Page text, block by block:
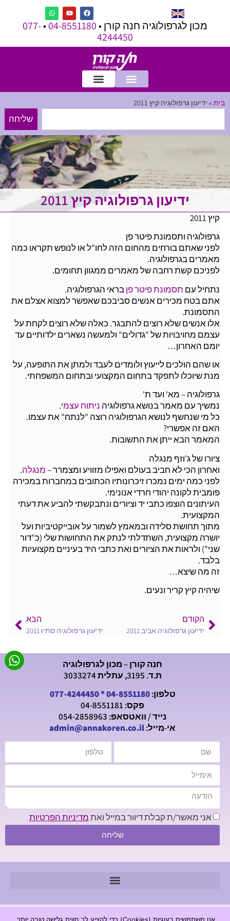
מכון לגרפולוגיה חנה קורן •04-8551180
•
077-
4244450
בית » ידיעון גרפולוגיה קיץ 2011
שליחה
ידיעון גרפולוגיה קיץ 2011
קיץ 2011
גרפולוגיה ותסמונת פיטר פן
לפני שאתם בורחים מהחום הזה לחו"ל או לנופש תקראו כמה
מאמרים בגרפולוגיה.
לפניכם קשת רחבה של מאמרים ממגוון תחומים.
נתחיל עם תסמונת פיטר פןבראי הגרפולוגיה.
אתם בטח מכירים אנשים סביבכם שאפשר למצוא אצלם את
התסמונת.
אלו אנשים שלא רוצים להתבגר. כאלה שלא רוצים לקחת על
עצמם מחויבויות של "גדולים" ולמעשה נשארים ילדותיים עד
יומם האחרון…
או שהם הולכים לייעוץ ולומדים לעבד ולמתן את התופעה, על
מנת שיוכלו לתפקד בתחום המקצועי ובתחום המשפחתי.
גרפולוגיה – מא' ועד ת'
נמשיך עם מאמר בנושא גרפולוגיה ניתוח עצמי.
כל מי שנחשף לנושא הגרפולוגיה רוצה "לנתח" את עצמו.
האם זה אפשרי?
המאמר הבא ייתן את התשובות.
ציורו של ג'וזף מנגלה
ואחרון הכי לא חביב בעולם ואפילו מזוויע ומצמרר –מנגלה.
לפני כמה ימים נמכרו זיכרונותיו הכתובים במחברות במכירה
פומבית לקונה יהודי חרדי אנונימי.
העיתונים הוצפו כתבי יד וציורים ונתבקשתי להביע את דעתי
המקצועית.
מתוך תחושת סלידה ובמאמץ לשמור על אובייקטיביות ועל
יושרה מקצועית, השתדלתי לנתק את התחושות שלי (כ"דור
שני") ולראות את הציורים ואת כתבי היד בעיניים מקצועיות
בלבד.
זה מה שיצא…
שיהיה קיץ קריר ונעים.
הקודם
ידיעון גרפולוגיה אביב 2011
הבא
ידיעון גרפולוגיה סתיו 2011
חנה קורן – מכון לגרפולוגיה
ת.ד. 3195, עתלית 3033274
טלפון:04-8551180
*
077-4244450
פקס: 04-8551181
נייד / וואטסאפ: 054-2858963
אי-מייל:admin@annakoren.co.il
אני מאשר/ת קבלת דיוור במייל ואתמדיניות הפרטיות
שליחה
© 2026 כל הזכויות שמורות - חנה קורן מכון לגרפולוגיה |